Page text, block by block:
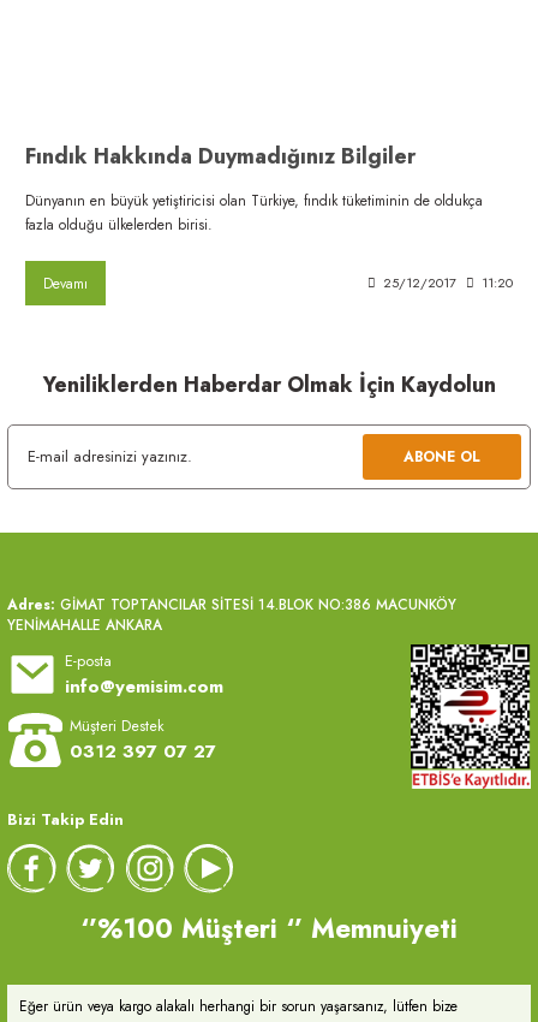
Fındık Hakkında Duymadığınız Bilgiler
Dünyanın en büyük yetiştiricisi olan Türkiye, fındık tüketiminin de oldukça
fazla olduğu ülkelerden birisi.
Devamı 25/12/2017 11:20
Yeniliklerden Haberdar Olmak İçin Kaydolun
ABONE OL
Adres: GİMAT TOPTANCILAR SİTESİ 14.BLOK NO:386 MACUNKÖY
YENİMAHALLE ANKARA
E-posta
info@yemisim.com
Müşteri Destek
0312 397 07 27
Bizi Takip Edin
‘’%100 Müşteri ‘’ Memnuiyeti
Eğer ürün veya kargo alakalı herhangi bir sorun yaşarsanız, lütfen bize